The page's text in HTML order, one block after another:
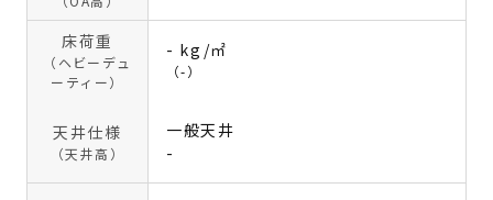
床荷重
（ヘビーデュ
ーティー）
- kg/㎡
（-）
天井仕様
（天井高）
一般天井
-